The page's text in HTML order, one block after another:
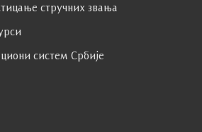
стручних звања
систем Србије